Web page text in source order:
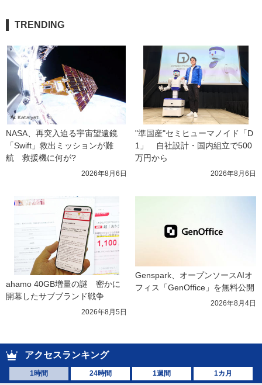
TRENDING
NASA、再突入迫る宇宙望遠鏡
「Swift」救出ミッションが難
航　救援機に何が?
2026年8月6日
"準国産"セミヒューマノイド「D
1」　自社設計・国内組立で500
万円から
2026年8月6日
ahamo 40GB増量の謎　密かに
開幕したサブブランド戦争
2026年8月5日
Genspark、オープンソースAIオ
フィス「GenOffice」を無料公開
2026年8月4日
アクセスランキング
1時間 24時間 1週間 1カ月